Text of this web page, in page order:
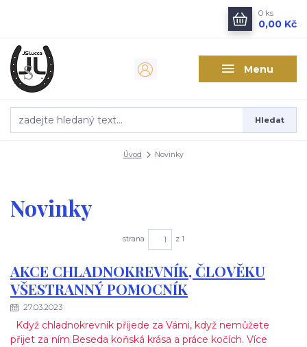
Menu
Hledat
0 ks
0,00 Kč
Úvod Novinky
Novinky
strana z 1
AKCE CHLADNOKREVNÍK, ČLOVĚKU
VŠESTRANNÝ POMOCNÍK
27.03.2023
Když chladnokrevník přijede za Vámi, když nemůžete
přijet za ním.Beseda koňská krása a práce kočích. Více